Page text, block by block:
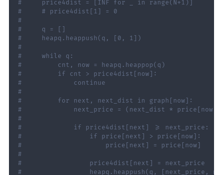
#     price4dist = [INF for _ in range(N+1)]
#     # price4dist[1] = 0
#
#     q = []
#     heapq.heappush(q, [0, 1])
#
#     while q:
#         cnt, now = heapq.heappop(q)
#         if cnt > price4dist[now]:
#             continue
#
#         for next, next_dist in graph[now]:
#             next_price = (next_dist * price[now])
#
#             if price4dist[next] >= next_price:
#                 if price[next] > price[now]:
#                     price[next] = price[now]
#
#                 price4dist[next] = next_price
#                 heapq.heappush(q, [next_price,